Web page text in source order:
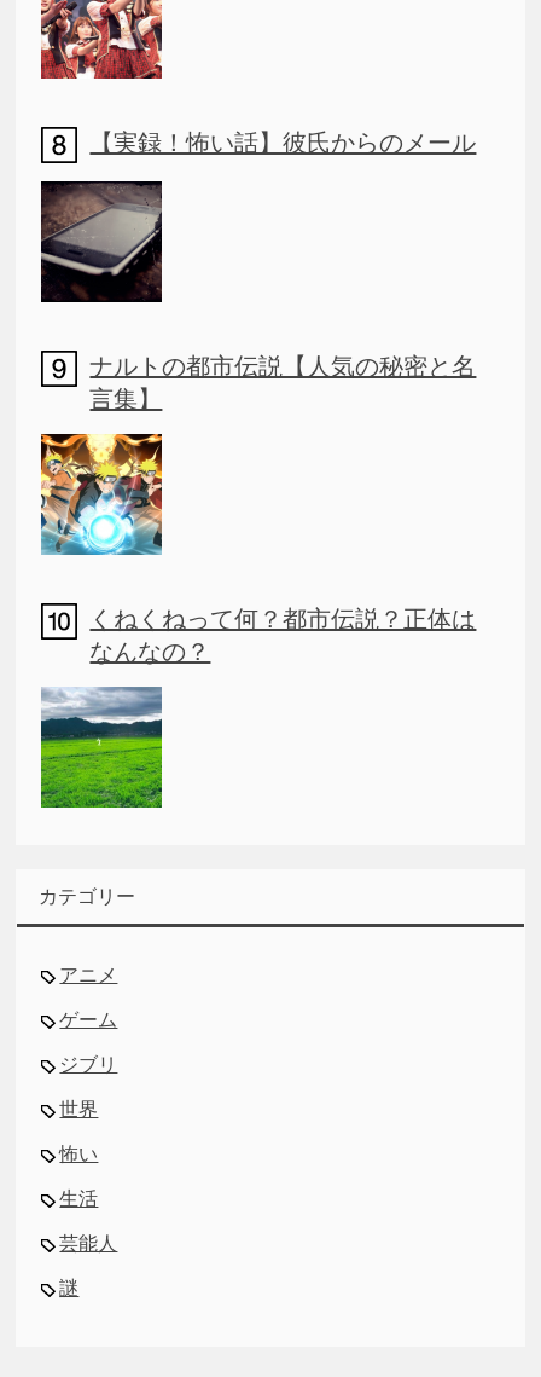
【実録！怖い話】彼氏からのメール
ナルトの都市伝説【人気の秘密と名
言集】
くねくねって何？都市伝説？正体は
なんなの？
カテゴリー
アニメ
ゲーム
ジブリ
世界
怖い
生活
芸能人
謎